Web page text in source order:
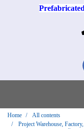
Home
All contents
Project Warehouse,